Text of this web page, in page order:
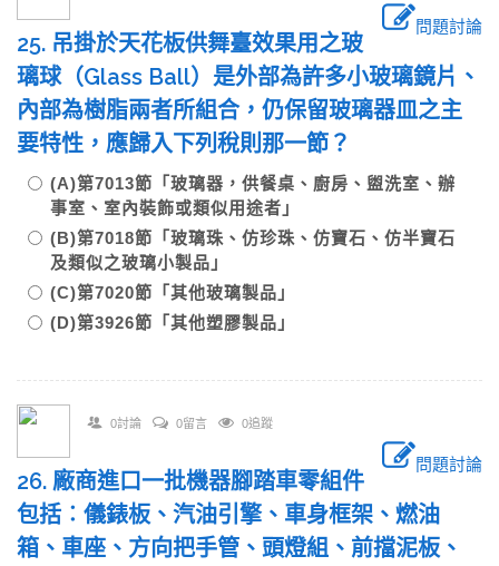
問題討論
25. 吊掛於天花板供舞臺效果用之玻
璃球（Glass Ball）是外部為許多小玻璃鏡片、
內部為樹脂兩者所組合，仍保留玻璃器皿之主
要特性，應歸入下列稅則那一節？
(A)第7013節「玻璃器，供餐桌、廚房、盥洗室、辦
事室、室內裝飾或類似用途者」
(B)第7018節「玻璃珠、仿珍珠、仿寶石、仿半寶石
及類似之玻璃小製品」
(C)第7020節「其他玻璃製品」
(D)第3926節「其他塑膠製品」
0討論 0留言 0追蹤
問題討論
26. 廠商進口一批機器腳踏車零組件
包括︰儀錶板、汽油引擎、車身框架、燃油
箱、車座、方向把手管、頭燈組、前擋泥板、